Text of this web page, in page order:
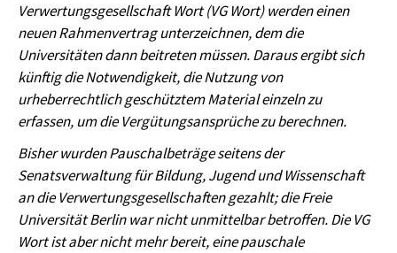
Verwertungsgesellschaft Wort (VG Wort) werden einen
neuen Rahmenvertrag unterzeichnen, dem die
Universitäten dann beitreten müssen. Daraus ergibt sich
künftig die Notwendigkeit, die Nutzung von
urheberrechtlich geschütztem Material einzeln zu
erfassen, um die Vergütungsansprüche zu berechnen.
Bisher wurden Pauschalbeträge seitens der
Senatsverwaltung für Bildung, Jugend und Wissenschaft
an die Verwertungsgesellschaften gezahlt; die Freie
Universität Berlin war nicht unmittelbar betroffen. Die VG
Wort ist aber nicht mehr bereit, eine pauschale